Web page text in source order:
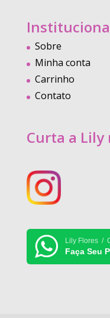
Sobre
Minha conta
Carrinho
Contato
Curta a
Lily Flores /
Faça Seu